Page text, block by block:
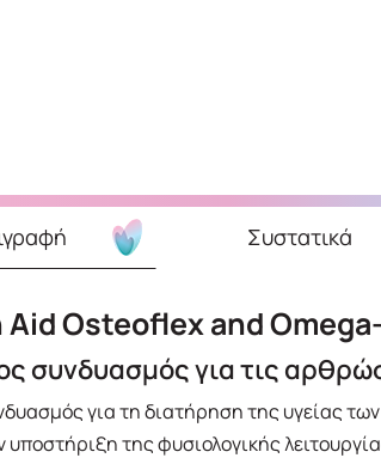
Συστατικά
Osteoflex and
συνδυασμός για τις
για τη διατήρηση της υγείας
υποστήριξη της φυσιολογικής